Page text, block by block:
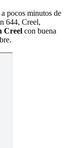
pocos minutos de
644, Creel,
Creel con buena